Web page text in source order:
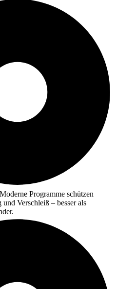
Moderne Programme schützen
Verschleiß – besser als